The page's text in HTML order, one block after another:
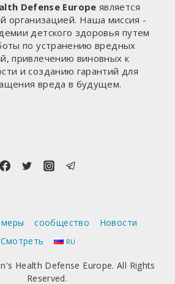
Defense Europe является
организацией. Наша миссия -
детского здоровья путем
по устранению вредных
привлечению виновных к
и созданию гарантий для
вреда в будущем.
сообщество
Новости
Смотреть
RU
Health Defense Europe. All Rights
Reserved.